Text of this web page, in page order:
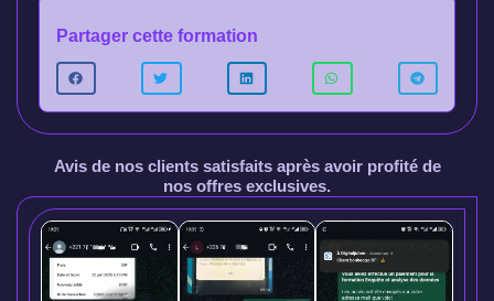
Partager cette formation
Avis de nos clients satisfaits après avoir profité de
nos offres exclusives.